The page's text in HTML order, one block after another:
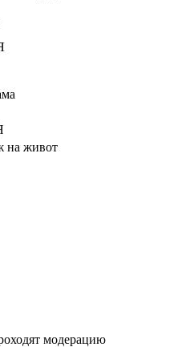
на живот
модерацию